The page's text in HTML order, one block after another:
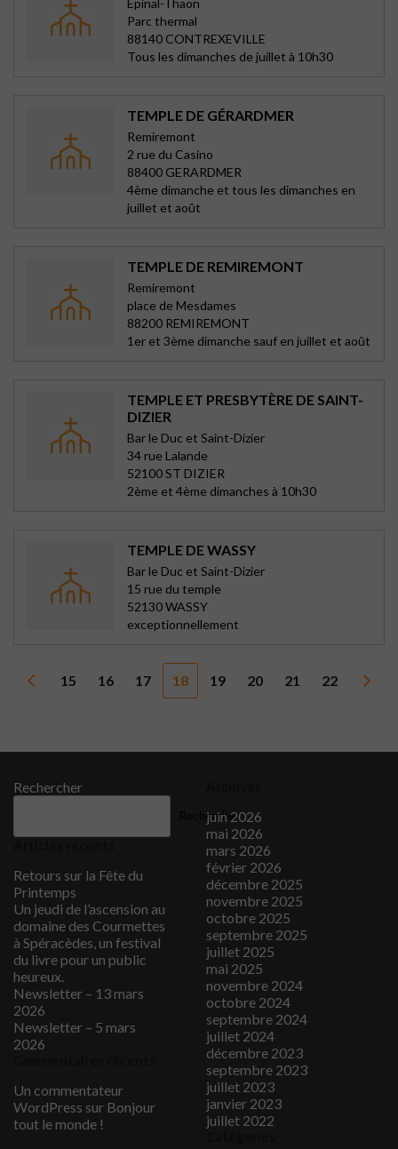
Parc thermal
88140 CONTREXEVILLE
Tous les dimanches de juillet à 10h30
TEMPLE DE GÉRARDMER
Remiremont
2 rue du Casino
88400 GERARDMER
4ème dimanche et tous les dimanches en
juillet et août
TEMPLE DE REMIREMONT
Remiremont
place de Mesdames
88200 REMIREMONT
1er et 3ème dimanche sauf en juillet et août
TEMPLE ET PRESBYTÈRE DE SAINT-
DIZIER
Bar le Duc et Saint-Dizier
34 rue Lalande
52100 ST DIZIER
2ème et 4ème dimanches à 10h30
TEMPLE DE WASSY
Bar le Duc et Saint-Dizier
15 rue du temple
52130 WASSY
exceptionnellement
15 16 17 18 19 20 21 22
Rechercher
Rechercher
Retours sur la Fête du
Printemps
Un jeudi de l’ascension au
domaine des Courmettes
à Spéracèdes, un festival
du livre pour un public
heureux.
Newsletter – 13 mars
2026
Newsletter – 5 mars
2026
Un commentateur
WordPress sur Bonjour
tout le monde !
juin 2026
mai 2026
mars 2026
février 2026
décembre 2025
novembre 2025
octobre 2025
septembre 2025
juillet 2025
mai 2025
novembre 2024
octobre 2024
septembre 2024
juillet 2024
décembre 2023
septembre 2023
juillet 2023
janvier 2023
juillet 2022